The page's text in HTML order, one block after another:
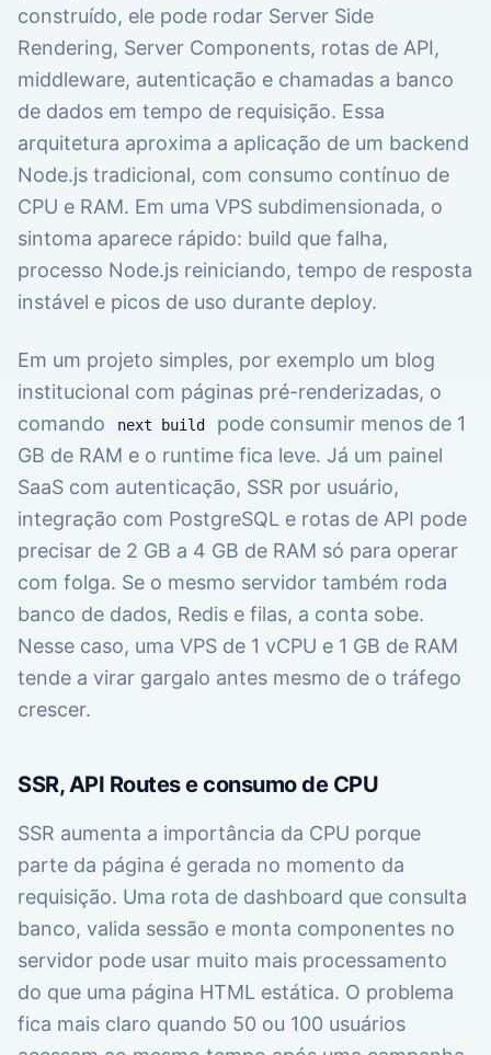
construído, ele pode rodar Server Side
Rendering, Server Components, rotas de API,
middleware, autenticação e chamadas a banco
de dados em tempo de requisição. Essa
arquitetura aproxima a aplicação de um backend
Node.js tradicional, com consumo contínuo de
CPU e RAM. Em uma VPS subdimensionada, o
sintoma aparece rápido: build que falha,
processo Node.js reiniciando, tempo de resposta
instável e picos de uso durante deploy.
Em um projeto simples, por exemplo um blog
institucional com páginas pré-renderizadas, o
comando
next build
pode consumir menos de 1
GB de RAM e o runtime fica leve. Já um painel
SaaS com autenticação, SSR por usuário,
integração com PostgreSQL e rotas de API pode
precisar de 2 GB a 4 GB de RAM só para operar
com folga. Se o mesmo servidor também roda
banco de dados, Redis e filas, a conta sobe.
Nesse caso, uma VPS de 1 vCPU e 1 GB de RAM
tende a virar gargalo antes mesmo de o tráfego
crescer.
SSR, API Routes e consumo de CPU
SSR aumenta a importância da CPU porque
parte da página é gerada no momento da
requisição. Uma rota de dashboard que consulta
banco, valida sessão e monta componentes no
servidor pode usar muito mais processamento
do que uma página HTML estática. O problema
fica mais claro quando 50 ou 100 usuários